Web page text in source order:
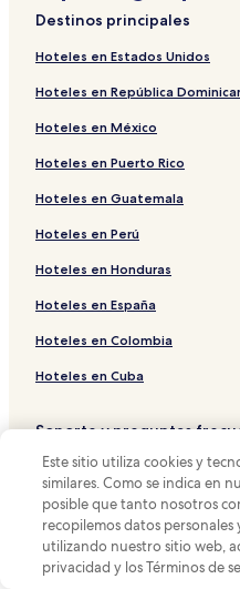
Hoteles 3 estrellas en Via
Casas de huéspedes en
Apart-Hoteles en Via
Hoteles baratos cerca de
Hoteles cerca de Palacio del
Hoteles familiares cerca de
Hoteles cerca de Via del
Hoteles baratos en Monti
Hoteles para ir de compras
Hoteles con gimnasio
Hoteles 4 estrellas en Via
Destinos principales
Hoteles en Estados Unidos
Hoteles en República
Hoteles en México
Hoteles en Puerto Rico
Hoteles en Guatemala
Hoteles en Perú
Hoteles en Honduras
Hoteles en España
Hoteles en Colombia
Hoteles en Cuba
Soporte y preguntas
Tus reservaciones
Preguntas frecuentes
Contáctanos
Opinar sobre una propiedad
Este sitio utiliza cookies y
similares. Como se indica en
posible que tanto nosotros
recopilemos datos
utilizando nuestro sitio web,
privacidad y los Términos de